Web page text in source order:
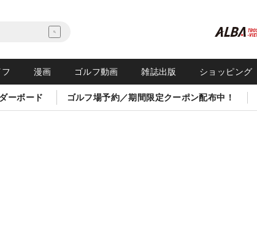
漫画 ゴルフ動画 雑誌出版 ショッピング
ーボード ゴルフ場予約／期間限定クーポン配布中！